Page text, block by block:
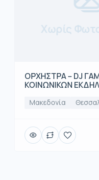
Χωρίς
ΟΡΧΗΣΤΡΑ – DJ
ΚΟΙΝΩΝΙΚΩΝ
Μακεδονία